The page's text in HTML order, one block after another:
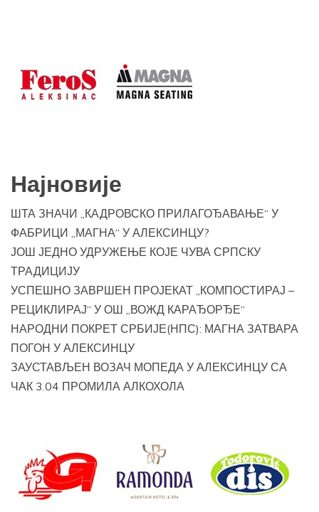
Најновије
ШТА ЗНАЧИ „КАДРОВСКО ПРИЛАГОЂАВАЊЕ“ У
ФАБРИЦИ „МАГНА“ У АЛЕКСИНЦУ?
ЈОШ ЈЕДНО УДРУЖЕЊЕ КОЈЕ ЧУВА СРПСКУ
ТРАДИЦИЈУ
УСПЕШНО ЗАВРШЕН ПРОЈЕКАТ „КОМПОСТИРАЈ –
РЕЦИКЛИРАЈ“ У ОШ „ВОЖД КАРАЂОРЂЕ“
НАРОДНИ ПОКРЕТ СРБИЈЕ(НПС): МАГНА ЗАТВАРА
ПОГОН У АЛЕКСИНЦУ
ЗАУСТАВЉЕН ВОЗАЧ МОПЕДА У АЛЕКСИНЦУ СА
ЧАК 3.04 ПРОМИЛА АЛКОХОЛА